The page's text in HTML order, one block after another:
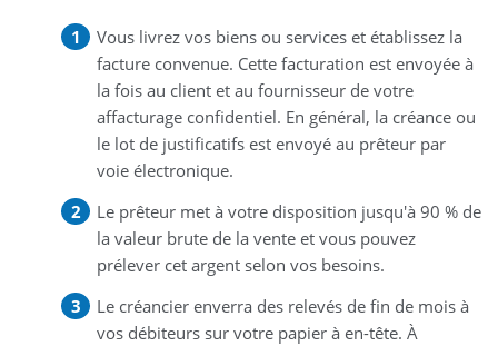
Vous livrez vos biens ou services et établissez la
facture convenue. Cette facturation est envoyée à
la fois au client et au fournisseur de votre
affacturage confidentiel. En général, la créance ou
le lot de justificatifs est envoyé au prêteur par
voie électronique.
Le prêteur met à votre disposition jusqu'à 90 % de
la valeur brute de la vente et vous pouvez
prélever cet argent selon vos besoins.
Le créancier enverra des relevés de fin de mois à
vos débiteurs sur votre papier à en-tête. À